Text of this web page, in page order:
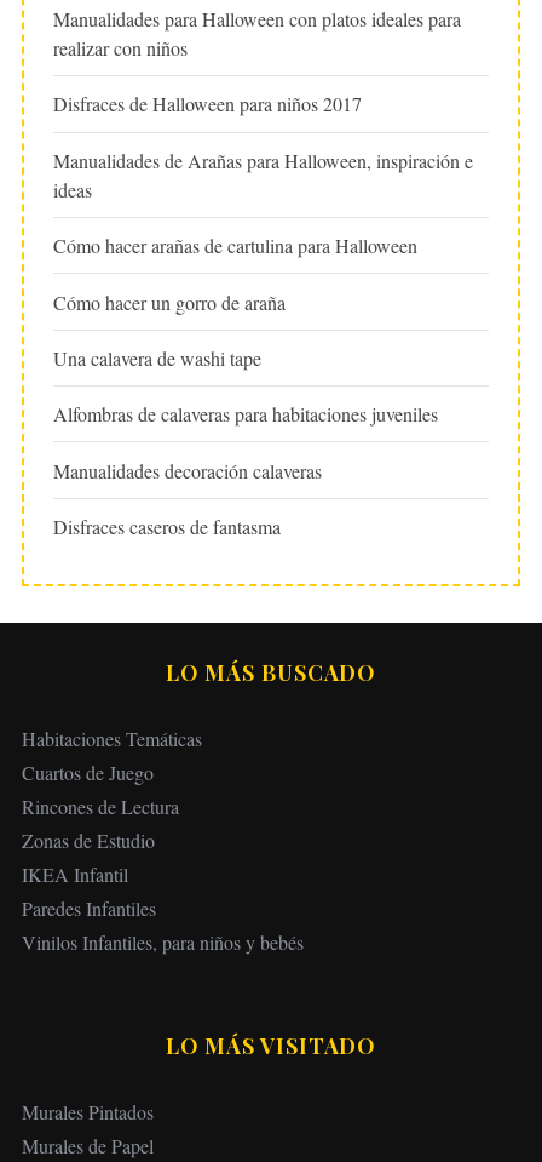
Manualidades para Halloween con platos ideales para
realizar con niños
Disfraces de Halloween para niños 2017
Manualidades de Arañas para Halloween, inspiración e
ideas
Cómo hacer arañas de cartulina para Halloween
Cómo hacer un gorro de araña
Una calavera de washi tape
Alfombras de calaveras para habitaciones juveniles
Manualidades decoración calaveras
Disfraces caseros de fantasma
LO MÁS BUSCADO
Habitaciones Temáticas
Cuartos de Juego
Rincones de Lectura
Zonas de Estudio
IKEA Infantil
Paredes Infantiles
Vinilos Infantiles, para niños y bebés
LO MÁS VISITADO
Murales Pintados
Murales de Papel